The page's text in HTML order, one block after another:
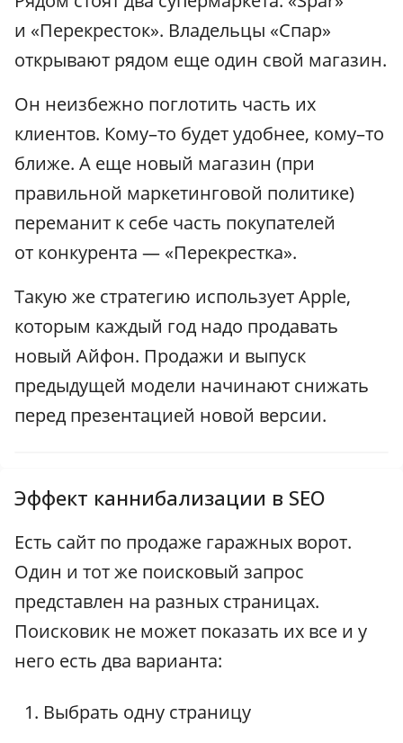
и «Перекресток». Владельцы «Спар»
открывают рядом еще один свой магазин.
Он неизбежно поглотить часть их
клиентов. Кому–то будет удобнее, кому–то
ближе. А еще новый магазин (при
правильной маркетинговой политике)
переманит к себе часть покупателей
от конкурента — «Перекрестка».
Такую же стратегию использует Apple,
которым каждый год надо продавать
новый Айфон. Продажи и выпуск
предыдущей модели начинают снижать
перед презентацией новой версии.
Эффект каннибализации в SEO
Есть сайт по продаже гаражных ворот.
Один и тот же поисковый запрос
представлен на разных страницах.
Поисковик не может показать их все и у
него есть два варианта:
Выбрать одну страницу